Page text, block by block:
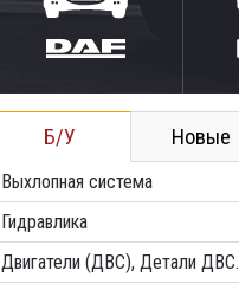
Б/У Новые
Выхлопная система
Гидравлика
Двигатели (ДВС), Детали ДВС.